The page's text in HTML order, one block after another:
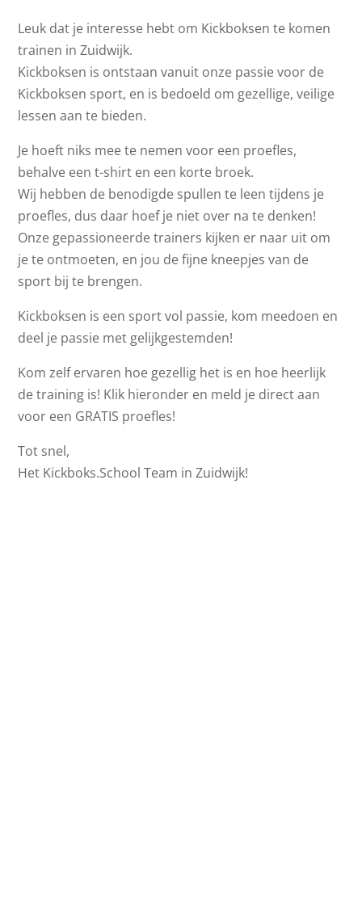
Leuk dat je interesse hebt om Kickboksen te komen
trainen in Zuidwijk.
Kickboksen is ontstaan vanuit onze passie voor de
Kickboksen sport, en is bedoeld om gezellige, veilige
lessen aan te bieden.
Je hoeft niks mee te nemen voor een proefles,
behalve een t-shirt en een korte broek.
Wij hebben de benodigde spullen te leen tijdens je
proefles, dus daar hoef je niet over na te denken!
Onze gepassioneerde trainers kijken er naar uit om
je te ontmoeten, en jou de fijne kneepjes van de
sport bij te brengen.
Kickboksen is een sport vol passie, kom meedoen en
deel je passie met gelijkgestemden!
Kom zelf ervaren hoe gezellig het is en hoe heerlijk
de training is! Klik hieronder en meld je direct aan
voor een GRATIS proefles!
Tot snel,
Het Kickboks.School Team in Zuidwijk!